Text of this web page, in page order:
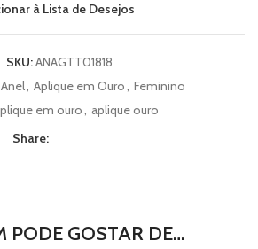
à Lista de Desejos
SKU:ANAGTT01818
Anel, Aplique em Ouro, Feminino
em ouro, aplique ouro
Share:
PODE GOSTAR DE…